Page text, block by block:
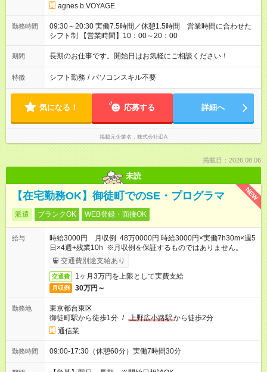
agnes b.VOYAGE
勤務時間
09:30～20:30 実働7.5時間／休憩1.5時間 営業時間に合わせた
シフト制 【営業時間】10：00～20：00
期間 長期のお仕事です。開始日はお気軽にご相談ください！
特徴 シフト勤務 / パソコンスキル不要
気になる！ 応募する 詳細へ
掲載元企業名 株式会社iDA
掲載日：2026.08.06
未読
NEW
【在宅勤務OK】御徒町でのSE・プログラマ
派遣 ブランクOK WEB登録・面接OK
給与
時給3000円 月収例 48万0000円 時給3000円×実働7h30m×週5
日×4週+残業10h ※月収例を保証するものではありません。
交通費別途支給あり
交通費 1ヶ月3万円を上限として実費支給
月収例 30万円～
勤務地
東京都台東区
御徒町駅から徒歩1分 / 上野広小路駅から徒歩2分
通信業
勤務時間 09:00-17:30（休憩60分）実働7時間30分